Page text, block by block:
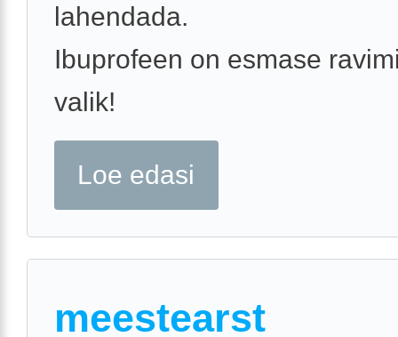
lahendada.
Ibuprofeen on esmase
valik!
Loe edasi
meestearst